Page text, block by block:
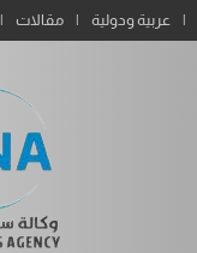
عربية ودولية مقالات